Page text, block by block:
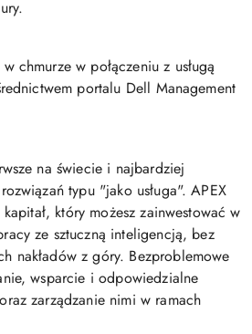
chmurze w połączeniu z usługą
portalu Dell Management
na świecie i najbardziej
typu "jako usługa". APEX
kapitał, który możesz zainwestować w
ze sztuczną inteligencją, bez
nakładów z góry. Bezproblemowe
wsparcie i odpowiedzialne
zarządzanie nimi w ramach